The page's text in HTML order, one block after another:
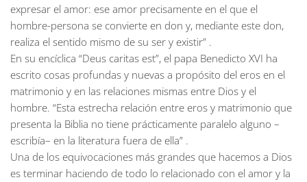
expresar el amor: ese amor precisamente en el que el
hombre-persona se convierte en don y, mediante este don,
realiza el sentido mismo de su ser y existir” .
En su encíclica “Deus caritas est”, el papa Benedicto XVI ha
escrito cosas profundas y nuevas a propósito del eros en el
matrimonio y en las relaciones mismas entre Dios y el
hombre. “Esta estrecha relación entre eros y matrimonio que
presenta la Biblia no tiene prácticamente paralelo alguno –
escribía– en la literatura fuera de ella” .
Una de los equivocaciones más grandes que hacemos a Dios
es terminar haciendo de todo lo relacionado con el amor y la